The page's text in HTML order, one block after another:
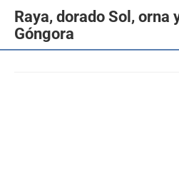
Raya, dorado Sol, orna
Góngora